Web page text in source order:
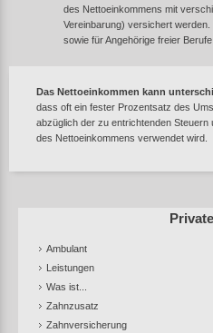
Ambulant
Leistungen
Was ist...
Zahnzusatz
Zahnversicherung
des Nettoeinkommens mit
Vereinbarung) versichert
sowie für Angehörige freier
Das Nettoeinkommen kann
dass oft ein fester Prozentsatz des
abzüglich der zu entrichtenden
des Nettoeinkommens verwendet wird.